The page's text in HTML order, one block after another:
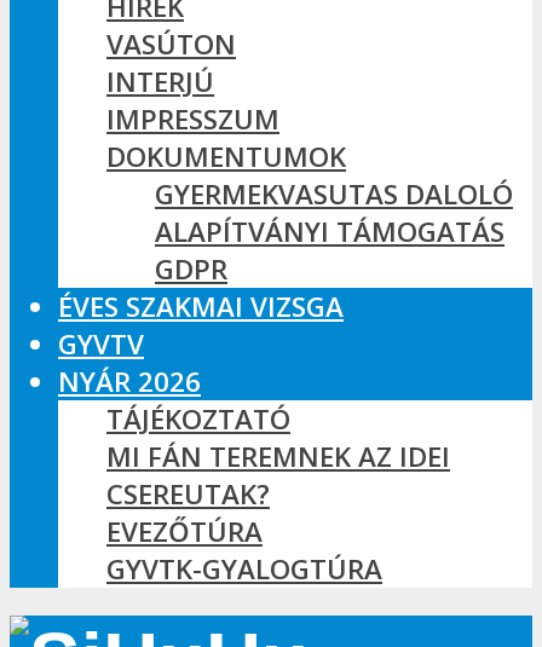
VASÚTON
INTERJÚ
IMPRESSZUM
DOKUMENTUMOK
GYERMEKVASUTAS DALOLÓ
ALAPÍTVÁNYI TÁMOGATÁS
GDPR
ÉVES SZAKMAI VIZSGA
GYVTV
NYÁR 2026
TÁJÉKOZTATÓ
MI FÁN TEREMNEK AZ IDEI
CSEREUTAK?
EVEZŐTÚRA
GYVTK-GYALOGTÚRA